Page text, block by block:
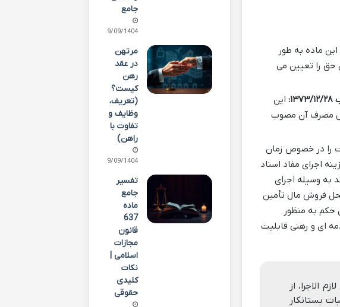
این ماده به طور
حق را تعیین می
این
حراج و محل مصرف آن مصوب
را در خصوص زمان
اجرای مفاد اسناد
به وسیله اجرای
فروش مال تأمین
حکم به منظور
ای و رهنی قابلیت
الاجرا، از
بستانکار
جامع
29/09/1404
مرتهن
در عقد
رهن
کیست؟
(تعریف،
وظایف و
تفاوت با
راهن)
29/09/1404
تفسیر
جامع
ماده
637
قانون
مجازات
اسلامی |
نکات
کلیدی
حقوقی